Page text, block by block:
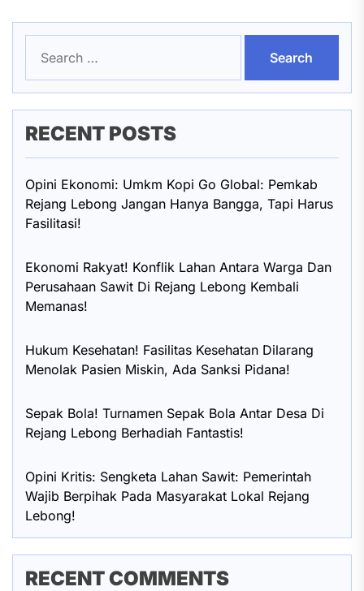
for:
RECENT POSTS
Opini Ekonomi: Umkm Kopi Go Global: Pemkab
Rejang Lebong Jangan Hanya Bangga, Tapi Harus
Fasilitasi!
Ekonomi Rakyat! Konflik Lahan Antara Warga Dan
Perusahaan Sawit Di Rejang Lebong Kembali
Memanas!
Hukum Kesehatan! Fasilitas Kesehatan Dilarang
Menolak Pasien Miskin, Ada Sanksi Pidana!
Sepak Bola! Turnamen Sepak Bola Antar Desa Di
Rejang Lebong Berhadiah Fantastis!
Opini Kritis: Sengketa Lahan Sawit: Pemerintah
Wajib Berpihak Pada Masyarakat Lokal Rejang
Lebong!
RECENT COMMENTS